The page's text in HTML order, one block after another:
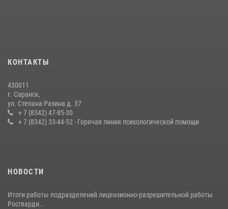
содействии сотрудников Росгвардии
Сотрудники Росгвардии обеспечили безопасность Всероссийского
конкурса профмастерства в Саранске
23 июля 2026, 11:54 4
КОНТАКТЫ
430011
г. Саранск,
ул. Степана Разина д. 37
+ 7 (8342) 47-85-30
+ 7 (8342) 33-44-52 - Горячая линия психологической помощи
НОВОСТИ
Итоги работы подразделений лицензионно-разрешительной работы
Росгварди...